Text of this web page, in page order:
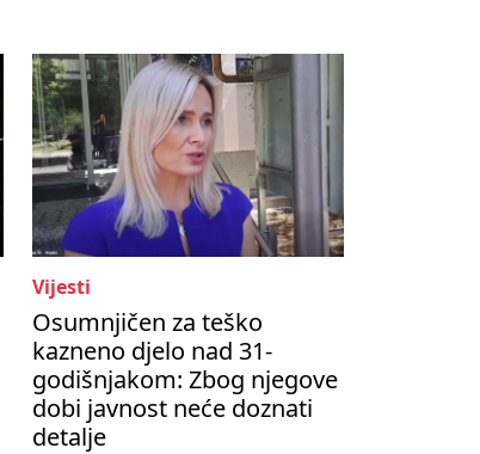
Vijesti
Osumnjičen za teško
kazneno djelo nad 31-
godišnjakom: Zbog njegove
dobi javnost neće doznati
detalje